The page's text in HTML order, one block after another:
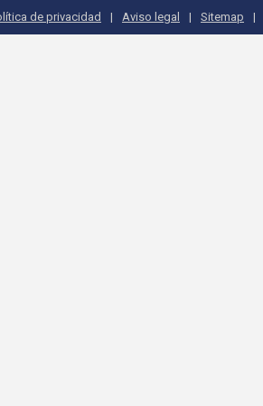
de privacidad Aviso legal Sitemap